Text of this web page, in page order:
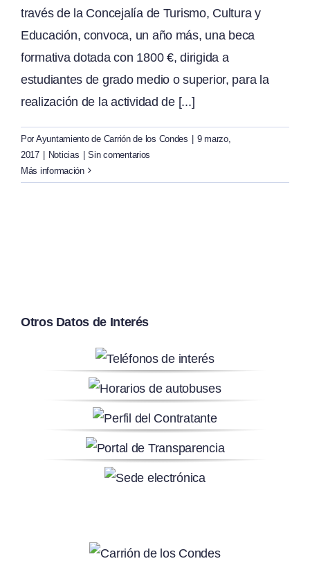
través de la Concejalía de Turismo, Cultura y
Educación, convoca, un año más, una beca
formativa dotada con 1800 €, dirigida a
estudiantes de grado medio o superior, para la
realización de la actividad de [...]
Por Ayuntamiento de Carrión de los Condes
9 marzo,
2017
Noticias
Sin comentarios
Más información
Otros Datos de Interés